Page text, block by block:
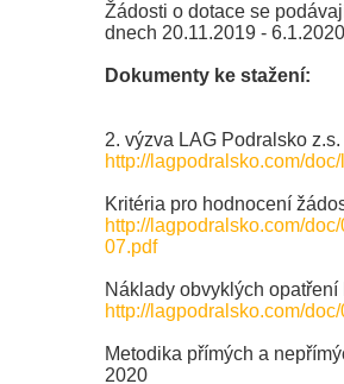
Žádosti o dotace se
dnech 20.11.2019 -
Dokumenty ke stažení:
2. výzva LAG Podralsko
http://lagpodralsko.com/
Kritéria pro hodnocení
http://lagpodralsko.com/
07.pdf
Náklady obvyklých opatření
http://lagpodralsko.com/
Metodika přímých a
2020